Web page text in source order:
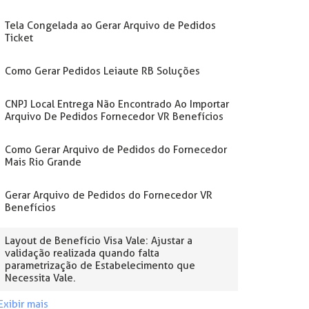
Tela Congelada ao Gerar Arquivo de Pedidos
Ticket
Como Gerar Pedidos Leiaute RB Soluções
CNPJ Local Entrega Não Encontrado Ao Importar
Arquivo De Pedidos Fornecedor VR Benefícios
Como Gerar Arquivo de Pedidos do Fornecedor
Mais Rio Grande
Gerar Arquivo de Pedidos do Fornecedor VR
Benefícios
Layout de Benefício Visa Vale: Ajustar a
validação realizada quando falta
parametrização de Estabelecimento que
Necessita Vale.
mais